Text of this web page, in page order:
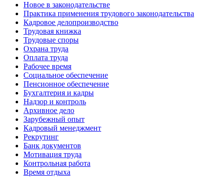
Новое в законодательстве
Практика применения трудового законодательства
Кадровое делопроизводство
Трудовая книжка
Трудовые споры
Охрана труда
Оплата труда
Рабочее время
Социальное обеспечение
Пенсионное обеспечение
Бухгалтерия и кадры
Надзор и контроль
Архивное дело
Зарубежный опыт
Кадровый менеджмент
Рекрутинг
Банк документов
Мотивация труда
Контрольная работа
Время отдыха